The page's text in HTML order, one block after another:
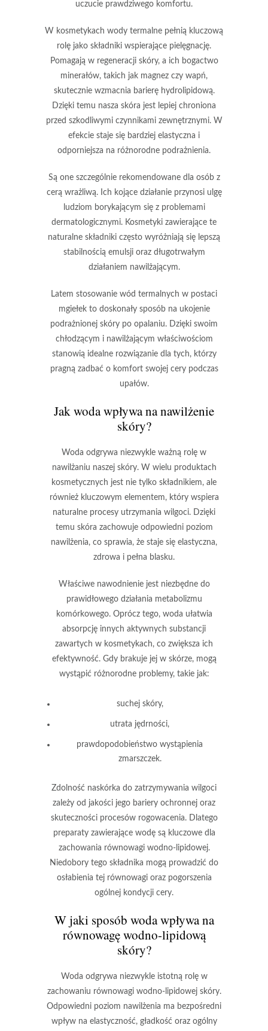
uczucie prawdziwego komfortu.
W kosmetykach wody termalne pełnią kluczową
rolę jako składniki wspierające pielęgnację.
Pomagają w regeneracji skóry, a ich bogactwo
minerałów, takich jak magnez czy wapń,
skutecznie wzmacnia barierę hydrolipidową.
Dzięki temu nasza skóra jest lepiej chroniona
przed szkodliwymi czynnikami zewnętrznymi. W
efekcie staje się bardziej elastyczna i
odporniejsza na różnorodne podrażnienia.
Są one szczególnie rekomendowane dla osób z
cerą wrażliwą. Ich kojące działanie przynosi ulgę
ludziom borykającym się z problemami
dermatologicznymi. Kosmetyki zawierające te
naturalne składniki często wyróżniają się lepszą
stabilnością emulsji oraz długotrwałym
działaniem nawilżającym.
Latem stosowanie wód termalnych w postaci
mgiełek to doskonały sposób na ukojenie
podrażnionej skóry po opalaniu. Dzięki swoim
chłodzącym i nawilżającym właściwościom
stanowią idealne rozwiązanie dla tych, którzy
pragną zadbać o komfort swojej cery podczas
upałów.
Jak woda wpływa na nawilżenie
skóry?
Woda odgrywa niezwykle ważną rolę w
nawilżaniu naszej skóry. W wielu produktach
kosmetycznych jest nie tylko składnikiem, ale
również kluczowym elementem, który wspiera
naturalne procesy utrzymania wilgoci. Dzięki
temu skóra zachowuje odpowiedni poziom
nawilżenia, co sprawia, że staje się elastyczna,
zdrowa i pełna blasku.
Właściwe nawodnieniejest niezbędne do
prawidłowego działania metabolizmu
komórkowego. Oprócz tego, woda ułatwia
absorpcję innych aktywnych substancji
zawartych w kosmetykach, co zwiększa ich
efektywność. Gdy brakuje jej w skórze, mogą
wystąpić różnorodne problemy, takie jak:
suchej skóry,
utrata jędrności,
prawdopodobieństwo wystąpienia
zmarszczek.
Zdolność naskórka do zatrzymywania wilgoci
zależy od jakości jego bariery ochronnej oraz
skuteczności procesów rogowacenia. Dlatego
preparaty zawierające wodę są kluczowe dla
zachowania równowagi wodno-lipidowej.
Niedobory tego składnika mogą prowadzić do
osłabienia tej równowagi oraz pogorszenia
ogólnej kondycji cery.
W jaki sposób woda wpływa na
równowagę wodno-lipidową
skóry?
Woda odgrywa niezwykle istotną rolę w
zachowaniu równowagi wodno-lipidowej skóry.
Odpowiedni poziom nawilżenia ma bezpośredni
wpływ na elastyczność, gładkość oraz ogólny